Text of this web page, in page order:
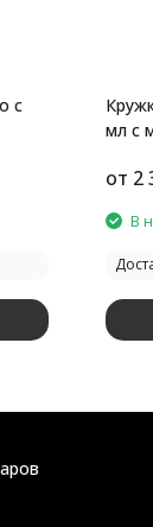
с
мл с
от 2
В